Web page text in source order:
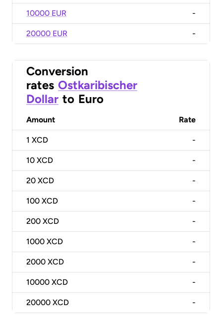
10000 EUR -
20000 EUR -
Conversion
rates Ostkaribischer
Dollar to Euro
Amount Rate
1 XCD -
10 XCD -
20 XCD -
100 XCD -
200 XCD -
1000 XCD -
2000 XCD -
10000 XCD -
20000 XCD -